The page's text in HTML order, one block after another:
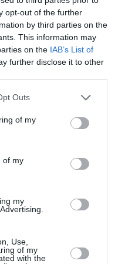
opt-out of the further
by third parties on the
This information may
on the IAB’s List of
further disclose it to other
Outs
of my
of my
my
Use,
of my
with the